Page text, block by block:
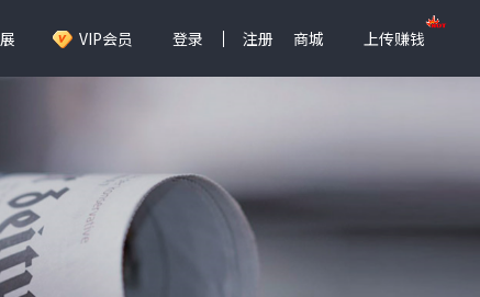
VIP会员 登录 注册 商城 上传赚钱